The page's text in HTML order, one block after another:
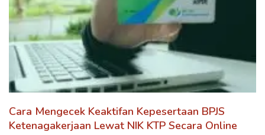
Cara Mengecek Keaktifan Kepesertaan BPJS
Ketenagakerjaan Lewat NIK KTP Secara Online